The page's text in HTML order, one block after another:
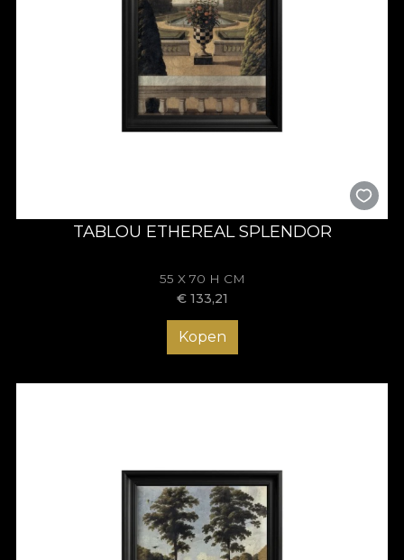
TABLOU ETHEREAL SPLENDOR
55 X 70 H CM
€ 133,21
Kopen